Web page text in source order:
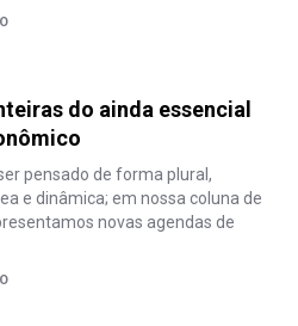
do ainda essencial
pensado de forma plural,
e dinâmica; em nossa coluna de
novas agendas de